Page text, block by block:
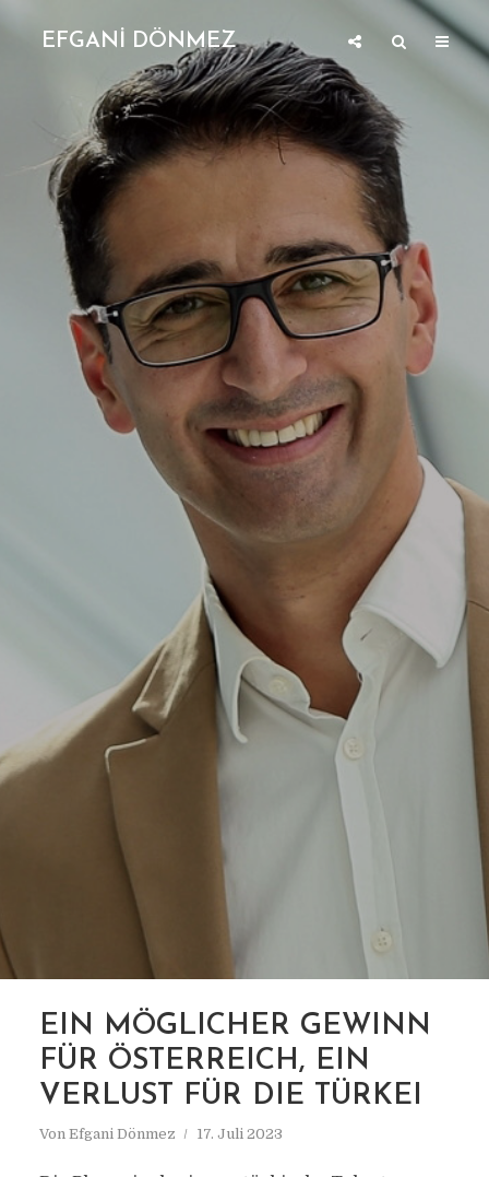
EFGANİ DÖNMEZ
EIN MÖGLICHER GEWINN
FÜR ÖSTERREICH, EIN
VERLUST FÜR DIE TÜRKEI
Von Efgani Dönmez 17. Juli 2023